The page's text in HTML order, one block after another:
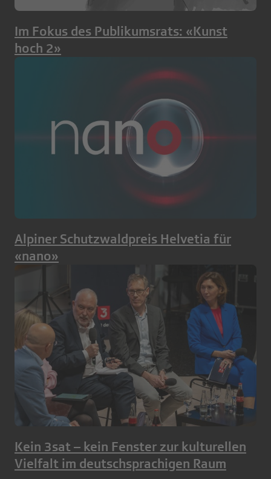
Im Fokus des Publikumsrats: «Kunst
hoch 2»
Alpiner Schutzwaldpreis Helvetia für
«nano»
Kein 3sat – kein Fenster zur kulturellen
Vielfalt im deutschsprachigen Raum